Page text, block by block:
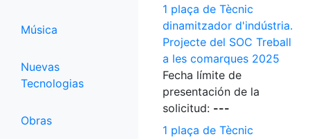
Música
Nuevas
Tecnologias
Obras
1 plaça de Tècnic
dinamitzador d'indústria.
Projecte del SOC Treball
a les comarques 2025
Fecha límite de
presentación de la
solicitud: ---
1 plaça de Tècnic